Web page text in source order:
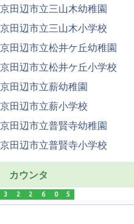
京田辺市立三山木幼稚園
京田辺市立三山木小学校
京田辺市立松井ケ丘幼稚園
京田辺市立松井ケ丘小学校
京田辺市立薪幼稚園
京田辺市立薪小学校
京田辺市立普賢寺幼稚園
京田辺市立普賢寺小学校
カウンタ
3 2 2 6 0 5